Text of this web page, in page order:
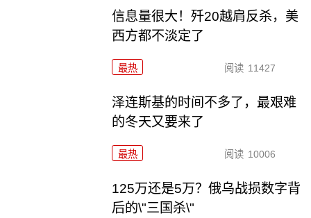
信息量很大！歼20越肩反杀，美
西方都不淡定了
最热 阅读 11427
泽连斯基的时间不多了，最艰难
的冬天又要来了
最热 阅读 10006
125万还是5万？俄乌战损数字背
后的\"三国杀\"